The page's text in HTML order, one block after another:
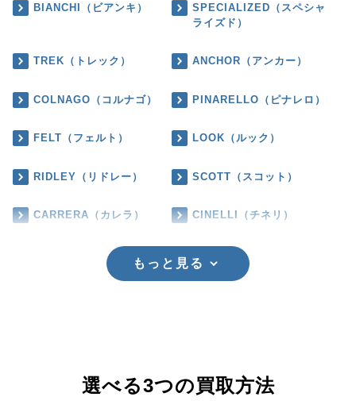
BIANCHI（ビアンキ）
SPECIALIZED（スペシャ
ライズド）
TREK（トレック） ANCHOR（アンカー）
COLNAGO（コルナゴ） PINARELLO（ピナレロ）
FELT（フェルト） LOOK（ルック）
RIDLEY（リドレー） SCOTT（スコット）
CARRERA（カレラ） CINELLI（チネリ）
もっと見る
選べる3つの買取方法